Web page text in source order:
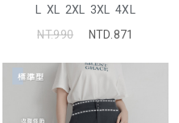
L XL 2XL 3XL 4XL
NT.990
NTD.871